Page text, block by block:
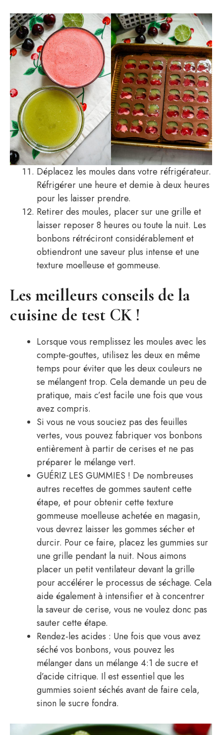
Déplacez les moules dans votre réfrigérateur.
Réfrigérer une heure et demie à deux heures
pour les laisser prendre.
Retirer des moules, placer sur une grille et
laisser reposer 8 heures ou toute la nuit. Les
bonbons rétréciront considérablement et
obtiendront une saveur plus intense et une
texture moelleuse et gommeuse.
Les meilleurs conseils de la
cuisine de test CK !
Lorsque vous remplissez les moules avec les
compte-gouttes, utilisez les deux en même
temps pour éviter que les deux couleurs ne
se mélangent trop. Cela demande un peu de
pratique, mais c’est facile une fois que vous
avez compris.
Si vous ne vous souciez pas des feuilles
vertes, vous pouvez fabriquer vos bonbons
entièrement à partir de cerises et ne pas
préparer le mélange vert.
GUÉRIZ LES GUMMIES ! De nombreuses
autres recettes de gommes sautent cette
étape, et pour obtenir cette texture
gommeuse moelleuse achetée en magasin,
vous devrez laisser les gommes sécher et
durcir. Pour ce faire, placez les gummies sur
une grille pendant la nuit. Nous aimons
placer un petit ventilateur devant la grille
pour accélérer le processus de séchage. Cela
aide également à intensifier et à concentrer
la saveur de cerise, vous ne voulez donc pas
sauter cette étape.
Rendez-les acides : Une fois que vous avez
séché vos bonbons, vous pouvez les
mélanger dans un mélange 4:1 de sucre et
d’acide citrique. Il est essentiel que les
gummies soient séchés avant de faire cela,
sinon le sucre fondra.